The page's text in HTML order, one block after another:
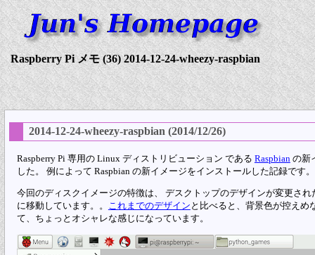
Raspberry Pi メモ (36) 2014-12-24-wheezy-raspbian
2014-12-24-wheezy-raspbian (2014/12/26)
Raspberry Pi 専用の Linux ディストリビューション である Raspbian の新
した。 例によって Raspbian の新イメージをインストールした記録です。
今回のディスクイメージの特徴は、 デスクトップのデザインが変更さ
に移動しています。。
これまでのデザイン と比べると、背景色が控えめ
て、ちょっとオシャレな感じになっています。